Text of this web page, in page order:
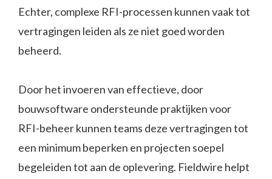
Echter, complexe RFI-processen kunnen vaak tot
vertragingen leiden als ze niet goed worden
beheerd.
Door het invoeren van effectieve, door
bouwsoftware ondersteunde praktijken voor
RFI-beheer kunnen teams deze vertragingen tot
een minimum beperken en projecten soepel
begeleiden tot aan de oplevering. Fieldwire helpt